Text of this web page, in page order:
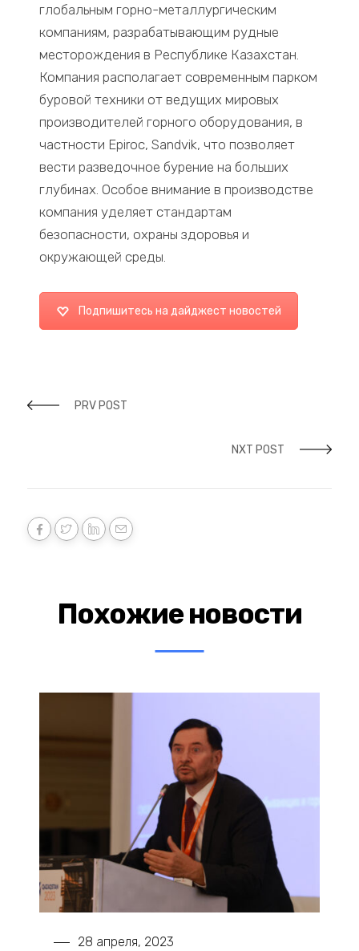
глобальным горно-металлургическим
компаниям, разрабатывающим рудные
месторождения в Республике Казахстан.
Компания располагает современным парком
буровой техники от ведущих мировых
производителей горного оборудования, в
частности Epiroc, Sandvik, что позволяет
вести разведочное бурение на больших
глубинах. Особое внимание в производстве
компания уделяет стандартам
безопасности, охраны здоровья и
окружающей среды.
Подпишитесь на дайджест новостей
PRV POST
NXT POST
Похожие новости
28 апреля, 2023